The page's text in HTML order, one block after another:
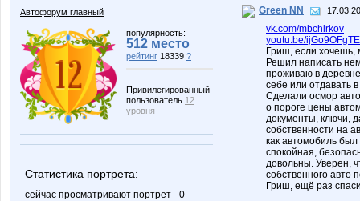
Автофорум главный
популярность:
512 место
рейтинг 18339 ?
Привилегированный
пользователь 12
уровня
Статистика портрета:
сейчас просматривают портрет - 0
Green NN
vk.com/mbchirkov
youtu.be/
Гриш, если хочешь,
Решил написать
проживаю в
себе или отдавать
Сделали осмор
о пороге цены
документы, ключи,
собственности на
как автомобиль
спокойная,
довольны. Уверен,
собственного авто
Гриш, ещё раз